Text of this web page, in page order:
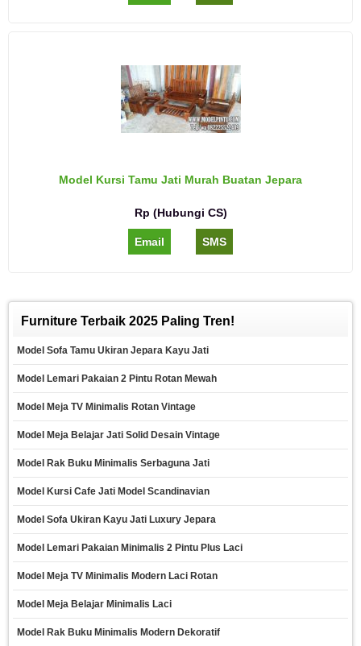
Model Kursi Tamu Jati Murah Buatan Jepara
Rp (Hubungi CS)
Email SMS
Furniture Terbaik 2025 Paling Tren!
Model Sofa Tamu Ukiran Jepara Kayu Jati
Model Lemari Pakaian 2 Pintu Rotan Mewah
Model Meja TV Minimalis Rotan Vintage
Model Meja Belajar Jati Solid Desain Vintage
Model Rak Buku Minimalis Serbaguna Jati
Model Kursi Cafe Jati Model Scandinavian
Model Sofa Ukiran Kayu Jati Luxury Jepara
Model Lemari Pakaian Minimalis 2 Pintu Plus Laci
Model Meja TV Minimalis Modern Laci Rotan
Model Meja Belajar Minimalis Laci
Model Rak Buku Minimalis Modern Dekoratif